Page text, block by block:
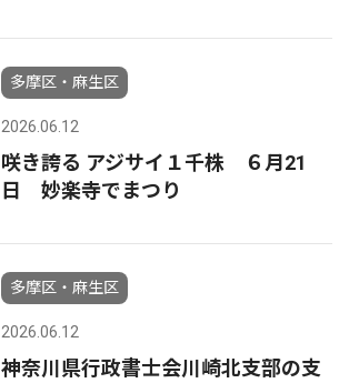
多摩区・麻生区
2026.06.12
咲き誇る アジサイ１千株 ６月21
日 妙楽寺でまつり
多摩区・麻生区
2026.06.12
神奈川県行政書士会川崎北支部の支